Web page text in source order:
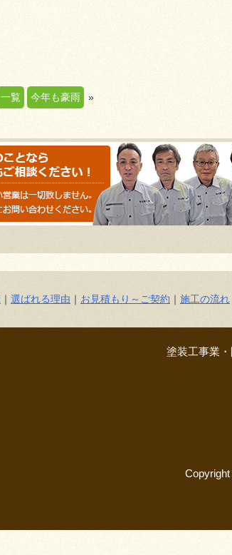
一覧 今年も豪雨 »
｜ 選ばれる理由 ｜ お見積もり～ご契約 ｜ 施工の流れ
塗装工事業